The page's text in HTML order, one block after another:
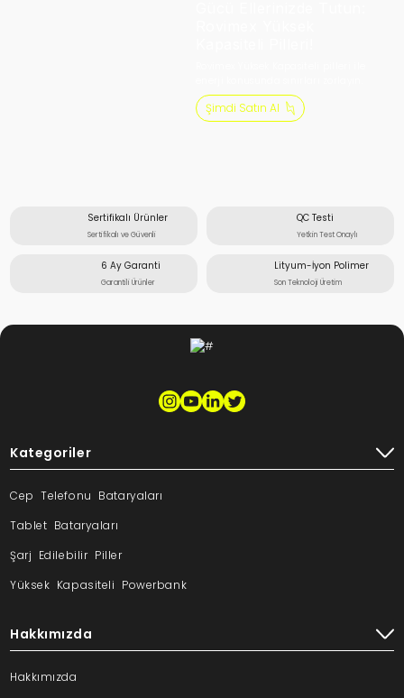
Şimdi Satın Al
Sertifikalı Ürünler
Sertifikalı ve Güvenli
QC Testi
Yetkin Test Onaylı
6 Ay Garanti
Garantili Ürünler
Lityum-İyon Polimer
Son Teknoloji Üretim
Kategoriler
Cep Telefonu Bataryaları
Tablet Bataryaları
Şarj Edilebilir Piller
Yüksek Kapasiteli Powerbank
Hakkımızda
Hakkımızda